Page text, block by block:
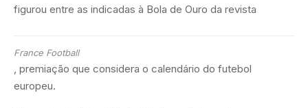
figurou entre as indicadas à Bola de Ouro da revista
France Football
, premiação que considera o calendário do futebol
europeu.